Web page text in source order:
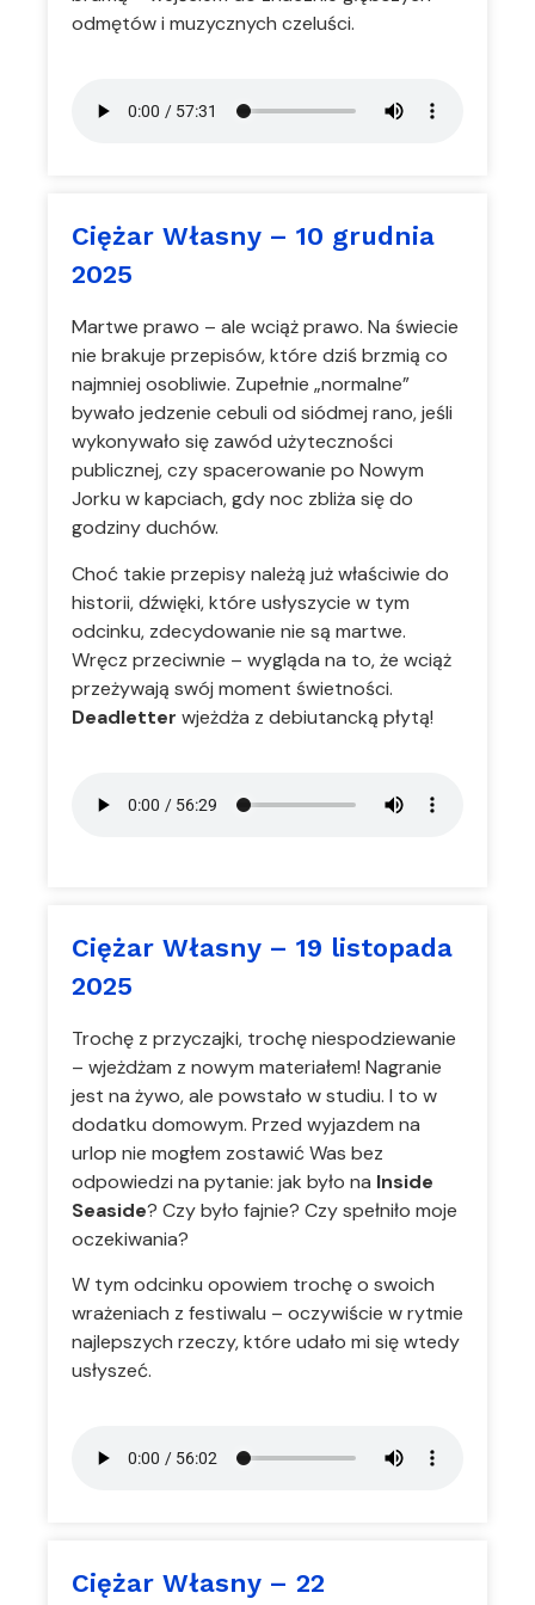
odmętów i muzycznych czeluści.
Ciężar Własny – 10 grudnia
2025
Martwe prawo – ale wciąż prawo. Na świecie
nie brakuje przepisów, które dziś brzmią co
najmniej osobliwie. Zupełnie „normalne”
bywało jedzenie cebuli od siódmej rano, jeśli
wykonywało się zawód użyteczności
publicznej, czy spacerowanie po Nowym
Jorku w kapciach, gdy noc zbliża się do
godziny duchów.
Choć takie przepisy należą już właściwie do
historii, dźwięki, które usłyszycie w tym
odcinku, zdecydowanie nie są martwe.
Wręcz przeciwnie – wygląda na to, że wciąż
przeżywają swój moment świetności.
Deadletter wjeżdża z debiutancką płytą!
Ciężar Własny – 19 listopada
2025
Trochę z przyczajki, trochę niespodziewanie
– wjeżdżam z nowym materiałem! Nagranie
jest na żywo, ale powstało w studiu. I to w
dodatku domowym. Przed wyjazdem na
urlop nie mogłem zostawić Was bez
odpowiedzi na pytanie: jak było na Inside
Seaside? Czy było fajnie? Czy spełniło moje
oczekiwania?
W tym odcinku opowiem trochę o swoich
wrażeniach z festiwalu – oczywiście w rytmie
najlepszych rzeczy, które udało mi się wtedy
usłyszeć.
Ciężar Własny – 22